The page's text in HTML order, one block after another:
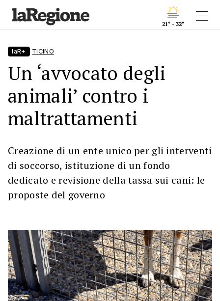
21° - 32°
laR+ TICINO
Un ‘avvocato degli
animali’ contro i
maltrattamenti
Creazione di un ente unico per gli interventi
di soccorso, istituzione di un fondo
dedicato e revisione della tassa sui cani: le
proposte del governo